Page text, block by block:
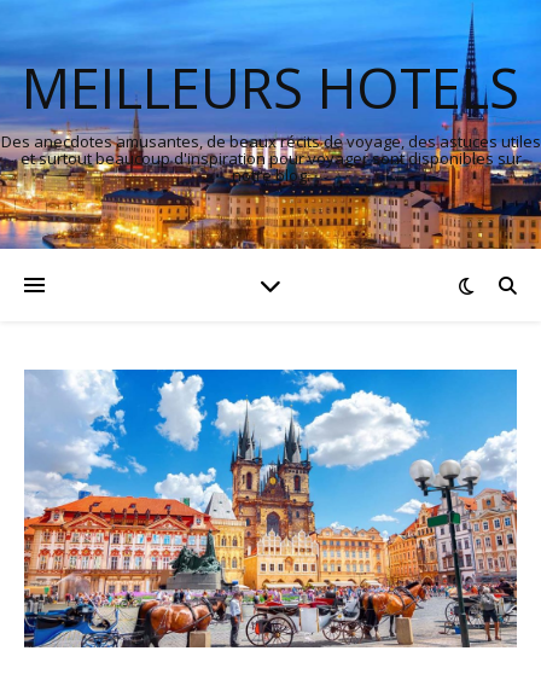
MEILLEURS HOTELS
Des anecdotes amusantes, de beaux récits de voyage, des astuces utiles
et surtout beaucoup d'inspiration pour voyager sont disponibles sur
notre blog.